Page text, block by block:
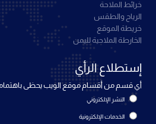
خرائط الملاحة
الرياح والطقس
خريطة الموقع
الخارطة الملاحية لليمن
إستطلاع الرأي
أي قسم من أقسام موقع الويب يحظى
النشر الإلكتروني
الخدمات الإلكترونية